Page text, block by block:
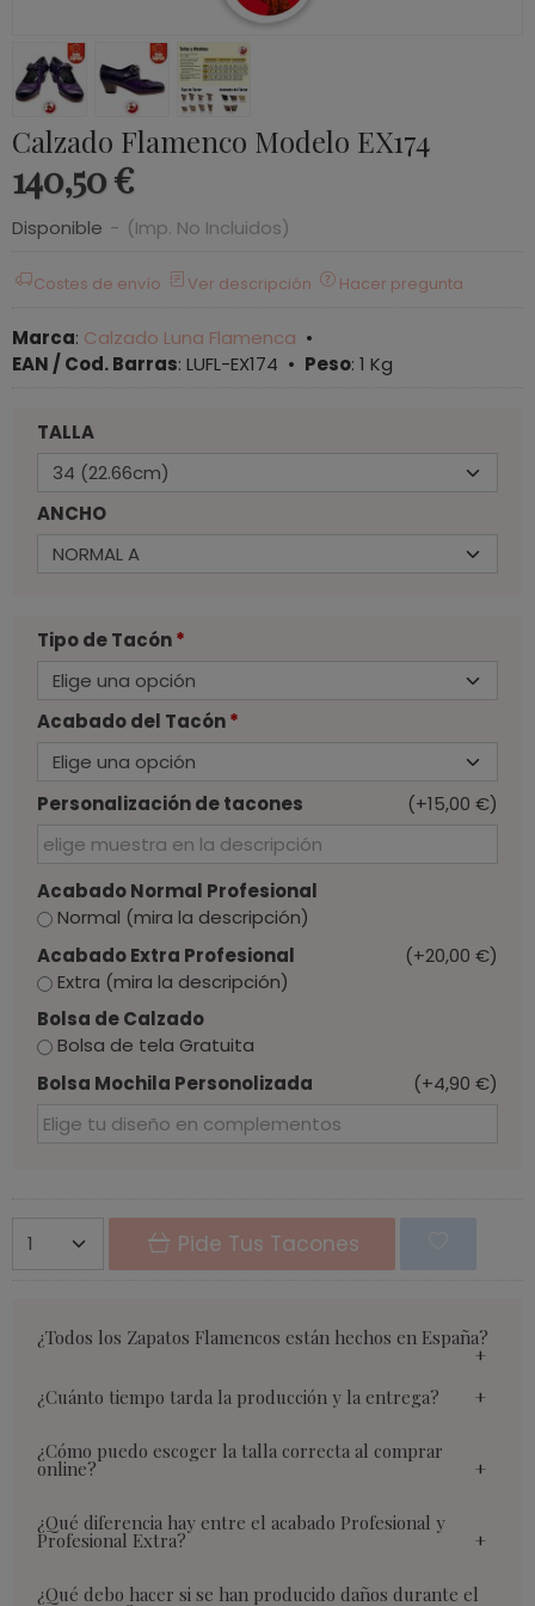
Calzado Flamenco Modelo EX174
140,50 €
Disponible - (Imp. No Incluidos)
Costes de envío Ver descripción Hacer pregunta
Marca: Calzado Luna Flamenca •
EAN / Cod. Barras: LUFL-EX174 • Peso: 1 Kg
TALLA
ANCHO
Tipo de Tacón*
Acabado del Tacón*
Personalización de tacones (+15,00 €)
Acabado Normal Profesional
Normal (mira la descripción)
Acabado Extra Profesional
(+20,00 €)
Extra (mira la descripción)
Bolsa de Calzado
Bolsa de tela Gratuita
Bolsa Mochila Personolizada
(+4,90 €)
Pide Tus Tacones
¿Todos los Zapatos Flamencos están hechos en España?
¿Cuánto tiempo tarda la producción y la entrega?
¿Cómo puedo escoger la talla correcta al comprar
online?
¿Qué diferencia hay entre el acabado Profesional y
Profesional Extra?
¿Qué debo hacer si se han producido daños durante el